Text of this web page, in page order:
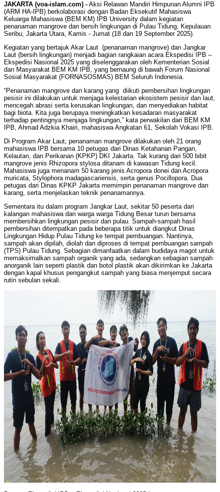
JAKARTA (voa-islam.com) - Aksi Relawan Mandiri Himpunan Alumni IPB
(ARM HA-IPB) berkolaborasi dengan Badan Eksekutif Mahasiswa
Keluarga Mahasiswa (BEM KM) IPB University dalam kegiatan
penanaman mangrove dan bersih lingkungan di Pulau Tidung, Kepulauan
Seribu, Jakarta Utara, Kamis - Jumat (18 dan 19 September 2025).
Kegiatan yang bertajuk Akar Laut (penanaman mangrove) dan Jangkar
Laut (bersih lingkungan) menjadi bagian rangkaian acara Ekspedisi IPB –
Ekspedisi Nasional 2025 yang diselenggarakan oleh Kementerian Sosial
dan Masyarakat BEM KM IPB, yang bernaung di bawah Forum Nasional
Sosial Masyarakat (FORNASOSMAS) BEM Seluruh Indonesia.
“Penanaman mangrove dan karang yang diikuti pembersihan lingkungan
pesisir ini dilakukan untuk menjaga kelestarian ekosistem pesisir dan laut,
mencegah abrasi serta kerusakan lingkungan, dan menyediakan habitat
bagi biota. Kita juga berupaya meningkatkan kesadaran masyarakat
terhadap pentingnya menjaga lingkungan,” kata perwakilan dari BEM KM
IPB, Ahmad Adzkia Khairi, mahasiswa Angkatan 61, Sekolah Vokasi IPB.
Di Program Akar Laut, penanaman mangrove dilakukan oleh 21 orang
mahasiswa IPB bersama 10 petugas dari Dinas Ketahanan Pangan,
Kelautan, dan Perikanan (KPKP) DKI Jakarta. Tak kurang dari 500 bibit
mangrove jenis Rhizopora stylosa ditanam di kawasan Tidung kecil.
Mahasiswa juga menanam 50 karang jenis Acropora donei dan Acropora
muricata, Stylophora madagascariensis, serta genus Pocillopora. Dua
petugas dari Dinas KPKP Jakarta memimpin penanaman mangrove dan
karang, serta menjelaskan teknik penanamannya.
Sementara itu dalam program Jangkar Laut, sekitar 50 peserta dari
kalangan mahasiswa dan warga warga Tidung Besar turun bersama
membersihkan lingkungan pesisir dan pulau. Sampah-sampah hasil
pembersihan ditempatkan pada beberapa titik untuk diangkut Dinas
Lingkungan Hidup Pulau Tidung ke tempat pembuangan. Nantinya,
sampah akan dipilah, diolah dan diproses di tempat pembuangan sampah
(TPS) Pulau Tidung. Sebagian dimanfaatkan dalam budidaya magot untuk
memaksimalkan sampah organik yang ada, sedangkan sebagian sampah
anorganik lain seperti plastik dan botol plastik akan dikirimkan ke Jakarta
dengan kapal khusus pengangkut sampah yang biasa menjemput secara
rutin sebulan sekali.